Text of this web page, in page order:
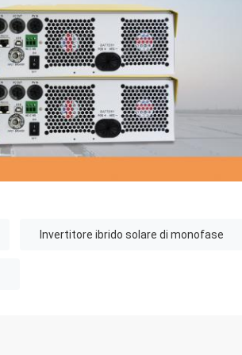
Invertitore ibrido solare di monofase